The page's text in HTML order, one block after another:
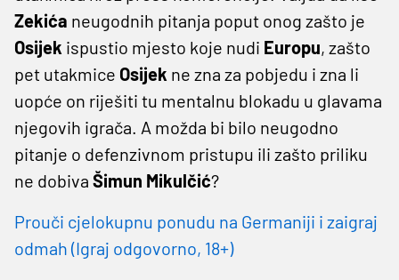
Zekića neugodnih pitanja poput onog zašto je
Osijek ispustio mjesto koje nudi Europu, zašto
pet utakmice Osijek ne zna za pobjedu i zna li
uopće on riješiti tu mentalnu blokadu u glavama
njegovih igrača. A možda bi bilo neugodno
pitanje o defenzivnom pristupu ili zašto priliku
ne dobiva Šimun Mikulčić?
Prouči cjelokupnu ponudu na Germaniji i zaigraj
odmah (Igraj odgovorno, 18+)